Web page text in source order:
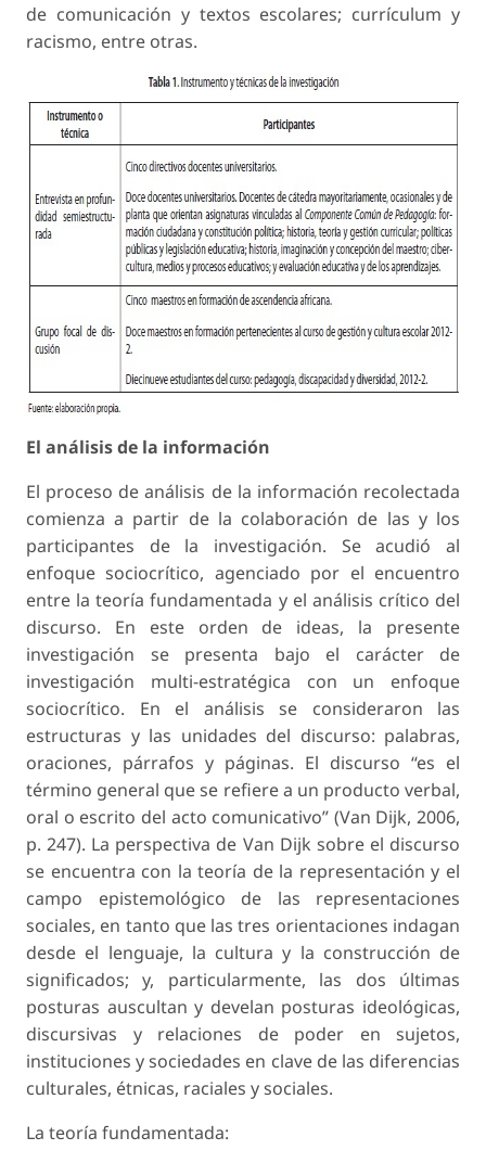
de comunicación y textos escolares; currículum y
racismo, entre otras.
El análisis de la información
El proceso de análisis de la información recolectada
comienza a partir de la colaboración de las y los
participantes de la investigación. Se acudió al
enfoque sociocrítico, agenciado por el encuentro
entre la teoría fundamentada y el análisis crítico del
discurso. En este orden de ideas, la presente
investigación se presenta bajo el carácter de
investigación multi-estratégica con un enfoque
sociocrítico. En el análisis se consideraron las
estructuras y las unidades del discurso: palabras,
oraciones, párrafos y páginas. El discurso “es el
término general que se refiere a un producto verbal,
oral o escrito del acto comunicativo” (Van Dijk, 2006,
p. 247). La perspectiva de Van Dijk sobre el discurso
se encuentra con la teoría de la representación y el
campo epistemológico de las representaciones
sociales, en tanto que las tres orientaciones indagan
desde el lenguaje, la cultura y la construcción de
significados; y, particularmente, las dos últimas
posturas auscultan y develan posturas ideológicas,
discursivas y relaciones de poder en sujetos,
instituciones y sociedades en clave de las diferencias
culturales, étnicas, raciales y sociales.
La teoría fundamentada: